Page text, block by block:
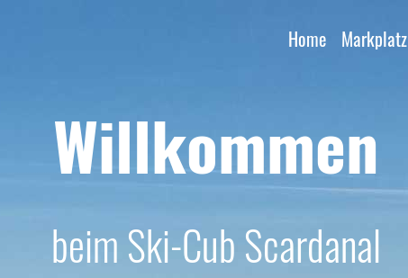
Home Markplatz
Willkommen
beim Ski-Cub Scardanal